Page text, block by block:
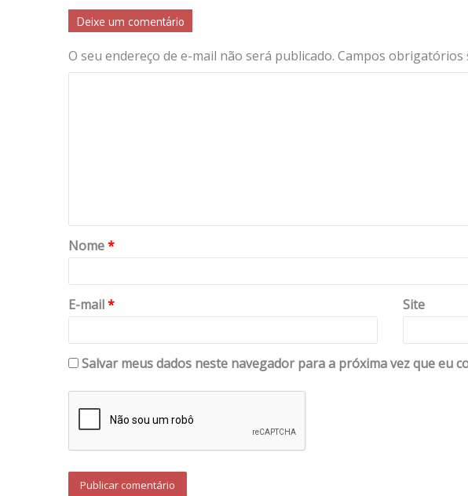
Deixe um comentário
O seu endereço de e-mail não será publicado. Campos obrigatórios
Nome*
E-mail* Site
Salvar meus dados neste navegador para a próxima vez que eu